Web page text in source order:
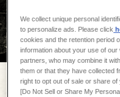
ここでは各事業のはじ
の歴史」としてご紹介し
We collect unique personal
to personalize ads. Please click
cookies and the retention period
information about your use of
partners, who may combine it
them or that they have collected
right to opt out of sale or share
[Do Not Sell or Share My